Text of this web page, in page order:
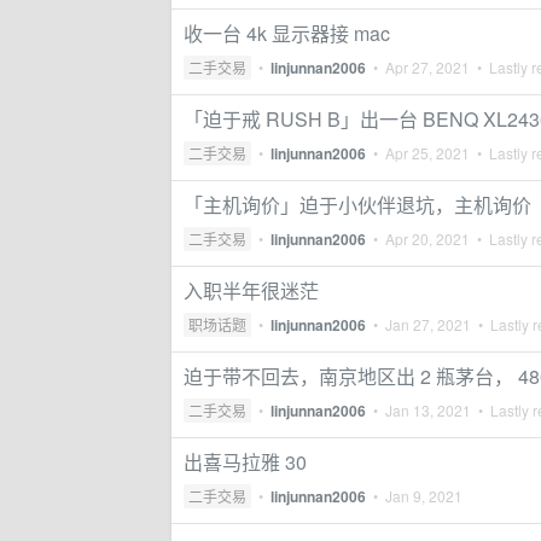
收一台 4k 显示器接 mac
二手交易 • linjunnan2006 • Apr 27, 2021 • Lastly
「迫于戒 RUSH B」出一台 BENQ
二手交易 • linjunnan2006 • Apr 25, 2021 • Lastly
「主机询价」迫于小伙伴退坑，主机询价
二手交易 • linjunnan2006 • Apr 20, 2021 • Lastly
入职半年很迷茫
职场话题 • linjunnan2006 • Jan 27, 2021 • Lastly
迫于带不回去，南京地区出 2 瓶茅台，
二手交易 • linjunnan2006 • Jan 13, 2021 • Lastly
出喜马拉雅 30
二手交易 • linjunnan2006 • Jan 9, 2021